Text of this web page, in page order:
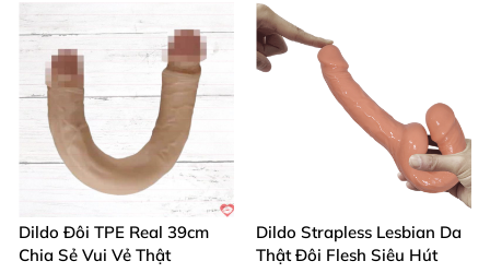
Dildo Đôi TPE Real 39cm
Chia Sẻ Vui Vẻ Thật
Dildo Strapless Lesbian Da
Thật Đôi Flesh Siêu Hút